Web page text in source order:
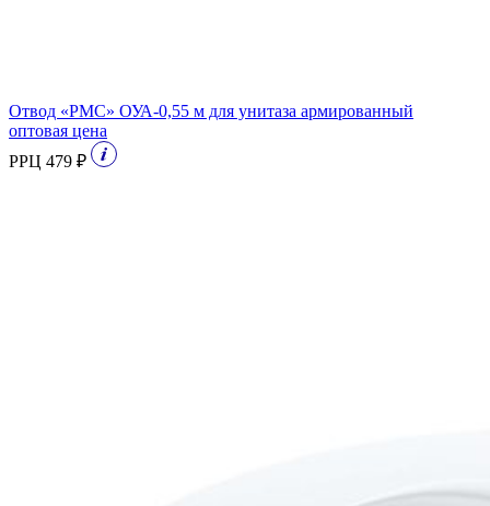
Отвод «РМС» ОУА-0,55 м для унитаза армированный
оптовая цена
РРЦ 479 ₽